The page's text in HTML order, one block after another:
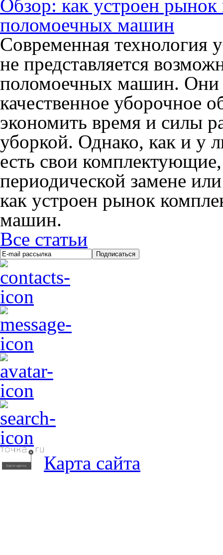
Обзор: как устроен
поломоечных машин
Современная технология
не представляется
поломоечных машин. Они
качественное уборочное
экономить время и силы
уборкой. Однако, как и у
есть свои
периодической замене
как устроен рынок
машин.
Все статьи
Карта сайта